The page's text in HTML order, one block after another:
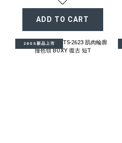
ADD TO CART
26SS新品上市